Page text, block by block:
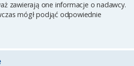
zawierają one informacje o nadawcy.
mógł podjąć odpowiednie